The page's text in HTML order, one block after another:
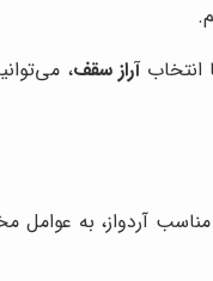
انتخابآراز سقف،
آردواز، به